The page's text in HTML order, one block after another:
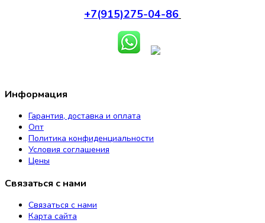
+7(915)275-04-86
Информация
Гарантия, доставка и оплата
Опт
Политика конфиденциальности
Условия соглашения
Цены
Связаться с нами
Связаться с нами
Карта сайта